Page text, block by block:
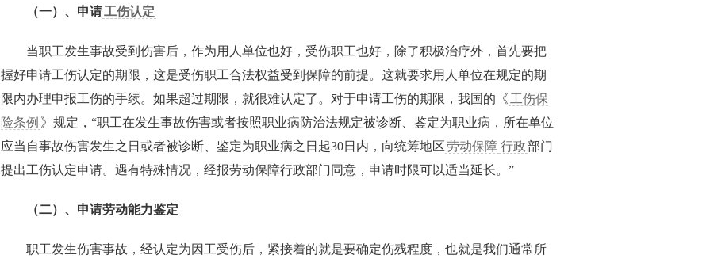
（一）、申请工伤认定
当职工发生事故受到伤害后，作为用人单位也好，受伤职工也好，除了积极治疗外，首先要把
握好申请工伤认定的期限，这是受伤职工合法权益受到保障的前提。这就要求用人单位在规定的期
限内办理申报工伤的手续。如果超过期限，就很难认定了。对于申请工伤的期限，我国的《 工伤保
险条例 》规定，“职工在发生事故伤害或者按照职业病防治法规定被诊断、鉴定为职业病，所在单位
应当自事故伤害发生之日或者被诊断、鉴定为职业病之日起30日内，向统筹地区劳动保障 行政部门
提出工伤认定申请。遇有特殊情况，经报劳动保障行政部门同意，申请时限可以适当延长。”
（二）、申请劳动能力鉴定
职工发生伤害事故，经认定为因工受伤后，紧接着的就是要确定伤残程度，也就是我们通常所